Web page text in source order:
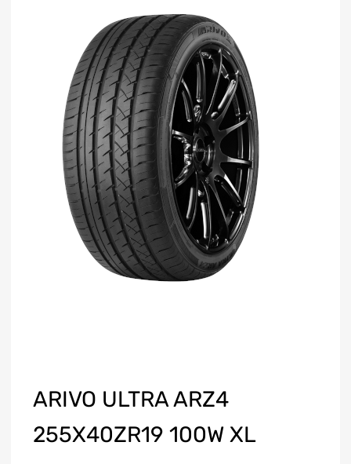
ARIVO ULTRA ARZ4
255X40ZR19 100W XL